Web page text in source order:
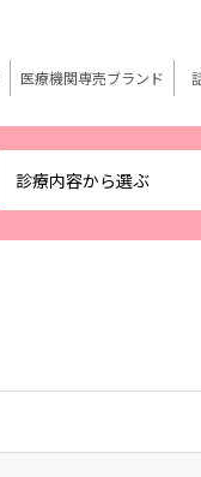
診療内容から選ぶ
医療機関専売ブランド